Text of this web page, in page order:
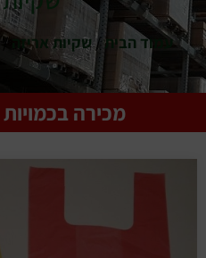
עמוד הבית /שקיות אריזה /
מכירה